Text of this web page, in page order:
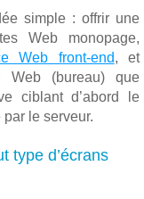
simple : offrir une
Web monopage,
Web front-end, et
Web (bureau) que
ciblant d’abord le
le serveur.
type d’écrans